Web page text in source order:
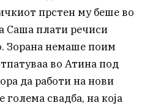
прстен му беше во
Саша плати речиси
Зорана немаше поим
во Атина под
да работи на нови
свадба, на која